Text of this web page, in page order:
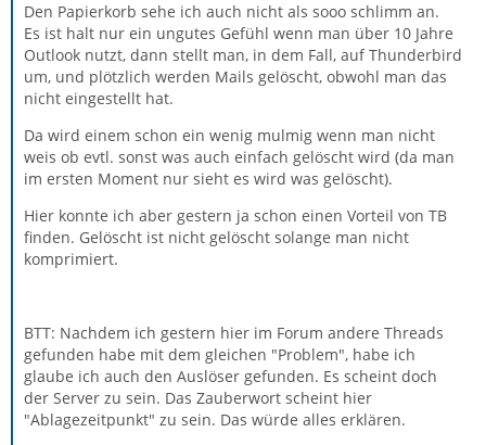
Den Papierkorb sehe ich auch nicht als sooo schlimm an.
Es ist halt nur ein ungutes Gefühl wenn man über 10 Jahre
Outlook nutzt, dann stellt man, in dem Fall, auf Thunderbird
um, und plötzlich werden Mails gelöscht, obwohl man das
nicht eingestellt hat.
Da wird einem schon ein wenig mulmig wenn man nicht
weis ob evtl. sonst was auch einfach gelöscht wird (da man
im ersten Moment nur sieht es wird was gelöscht).
Hier konnte ich aber gestern ja schon einen Vorteil von TB
finden. Gelöscht ist nicht gelöscht solange man nicht
komprimiert.
BTT: Nachdem ich gestern hier im Forum andere Threads
gefunden habe mit dem gleichen "Problem", habe ich
glaube ich auch den Auslöser gefunden. Es scheint doch
der Server zu sein. Das Zauberwort scheint hier
"Ablagezeitpunkt" zu sein. Das würde alles erklären.